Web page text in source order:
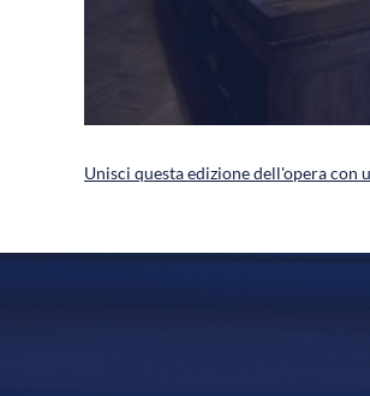
Unisci questa edizione dell'opera con